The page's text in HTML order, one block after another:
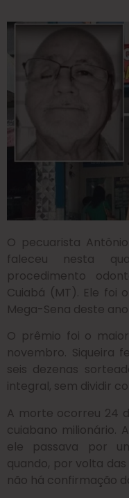
O pecuarista
faleceu nesta
procedimento
Cuiabá (MT). Ele foi
Mega-Sena deste ano
O prêmio foi o
novembro. Siqueira
seis dezenas
integral, sem dividir
A morte ocorreu 24
cuiabano milionário.
ele passava por
quando, por volta das
não há confirmação